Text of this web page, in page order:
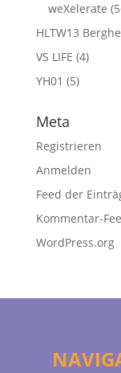
weXelerate
HLTW13
VS LIFE (4)
YH01 (5)
Meta
Registrieren
Anmelden
Feed der
Kommentar-
WordPress.org